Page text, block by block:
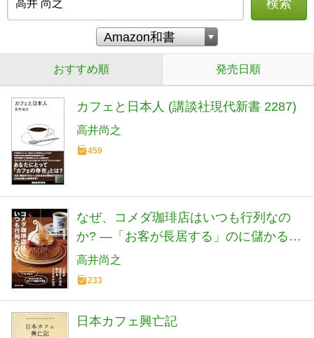
検索
おすすめ順 発売日順
カフェと日本人 (講談社現代新書 2287)
高井尚之
459
なぜ、コメダ珈琲店はいつも行列なの
か? ―「お客が長居する」のに儲かるコ
メダのひみつ
高井尚之
233
日本カフェ興亡記